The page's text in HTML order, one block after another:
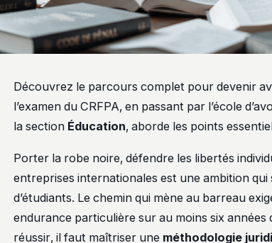
Découvrez le parcours complet pour devenir
l’examen du CRFPA, en passant par l’école
la section Éducation, aborde les points
Porter la robe noire, défendre les libertés
entreprises internationales est une ambition qui
d’étudiants. Le chemin qui mène au barreau
endurance particulière sur au moins six années
réussir, il faut maîtriser une méthodologie